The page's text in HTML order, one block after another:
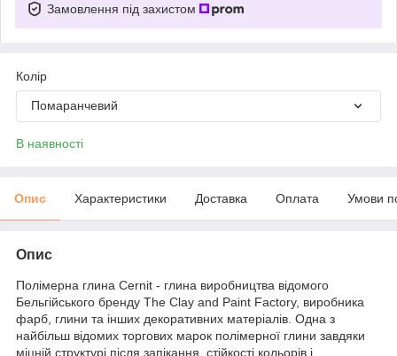
Замовлення під захистом
Колір
Помаранчевий
В наявності
Опис Характеристики Доставка Оплата Умови
Опис
Полімерна глина Cernit - глина виробництва відомого
Бельгійського бренду The Clay and Paint Factory, виробника
фарб, глини та інших декоративних матеріалів. Одна з
найбільш відомих торгових марок полімерної глини завдяки
міцній структурі після запікання, стійкості кольорів і